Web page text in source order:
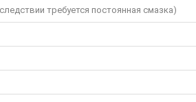
требуется постоянная смазка)